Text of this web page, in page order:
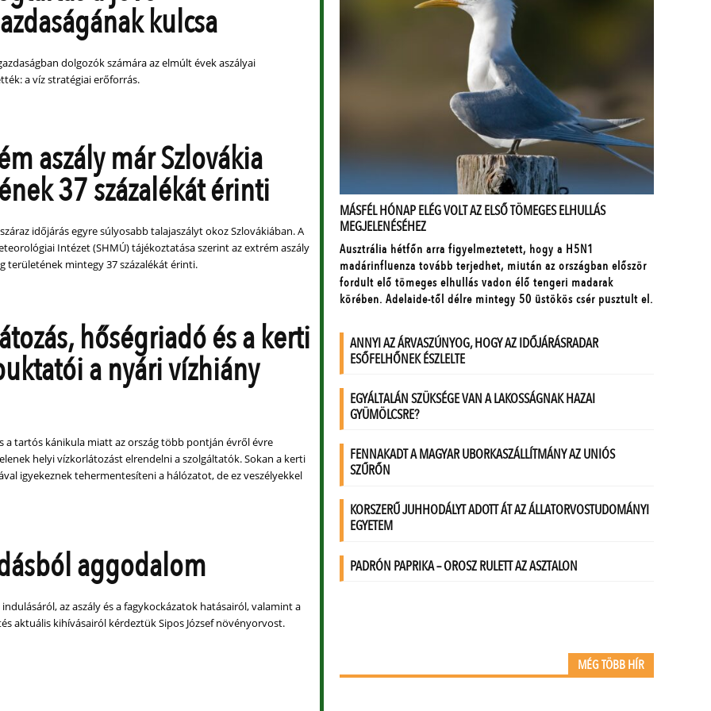
kulcsa
dolgozók számára az elmúlt évek aszályai
a víz stratégiai erőforrás.
aszály már Szlovákia
37 százalékát érinti
időjárás egyre súlyosabb talajaszályt okoz Szlovákiában. A
Intézet (SHMÚ) tájékoztatása szerint az extrém aszály
területének mintegy 37 százalékát érinti.
hőségriadó és a kerti
a nyári vízhiány
a tartós kánikula miatt az ország több pontján évről évre
helyi vízkorlátozást elrendelni a szolgáltatók. Sokan a kerti
igyekeznek tehermentesíteni a hálózatot, de ez veszélyekkel
aggodalom
indulásáról, az aszály és a fagykockázatok hatásairól, valamint a
aktuális kihívásairól kérdeztük Sipos József növényorvost.
MÉG TÖBB HÍR